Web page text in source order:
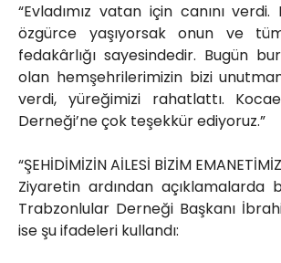
“Evladımız vatan için canını
özgürce yaşıyorsak onun ve
fedakârlığı sayesindedir. Bugün
olan hemşehrilerimizin bizi
verdi, yüreğimizi rahatlattı.
Derneği’ne çok teşekkür ediyoruz.”
“ŞEHİDİMİZİN AİLESİ BİZİM
Ziyaretin ardından açıklamalarda
Trabzonlular Derneği Başkanı
ise şu ifadeleri kullandı: